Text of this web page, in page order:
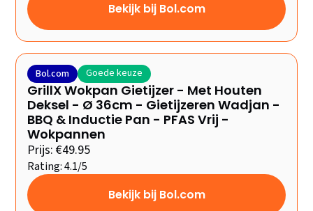
Bekijk bij Bol.com
Bol.com Goede keuze
GrillX Wokpan Gietijzer - Met Houten
Deksel - Ø 36cm - Gietijzeren Wadjan -
BBQ & Inductie Pan - PFAS Vrij -
Wokpannen
Prijs: €49.95
Rating: 4.1/5
Bekijk bij Bol.com